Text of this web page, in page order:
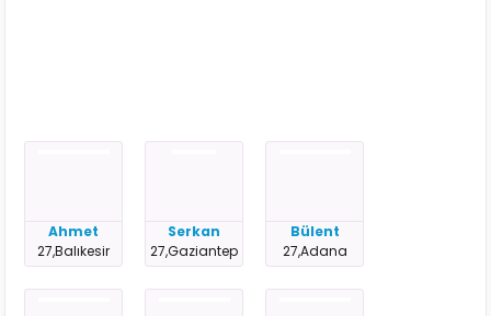
Ahmet
27,Balıkesir
Serkan
27,Gaziantep
Bülent
27,Adana